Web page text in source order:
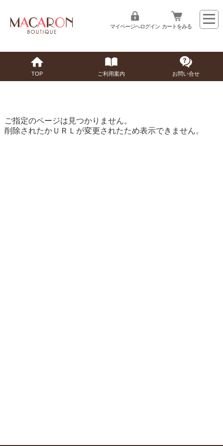
マイページへログイン カートをみる
TOP ご利用案内 お問い合せ
ご指定のページは見つかりません。
削除されたかＵＲＬが変更されたため表示できません。